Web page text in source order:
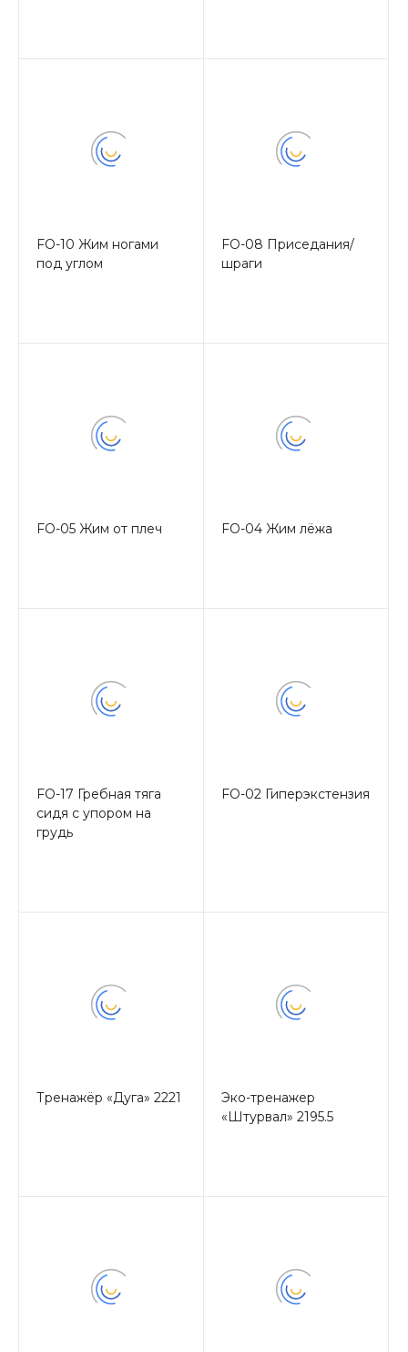
FO-10 Жим ногами
под углом
FO-08 Приседания/
шраги
FO-05 Жим от плеч FO-04 Жим лёжа
FO-17 Гребная тяга
сидя с упором на
грудь
FO-02 Гиперэкстензия
Тренажёр «Дуга» 2221
Эко-тренажер
«Штурвал» 2195.5